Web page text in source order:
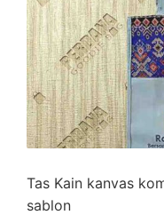
Tas Kain kanvas
sablon